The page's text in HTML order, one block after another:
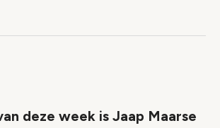
deze week is Jaap Maarse